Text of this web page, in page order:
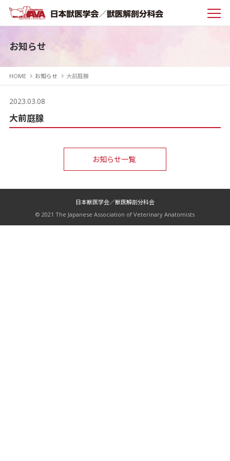
お知らせ
HOME お知らせ 大前庭腺
2023.03.08
大前庭腺
お知らせ一覧
日本獣医学会／獣医解剖分科会
© 2021 The Japanese Association of Veterinary Anatomists